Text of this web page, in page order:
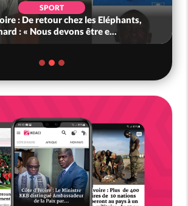
SPORT
: De retour chez les Eléphants,
: « Nous devons être e...